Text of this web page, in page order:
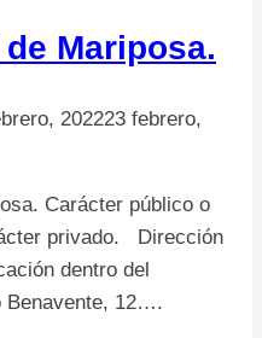
Mariposa.
202223 febrero,
Carácter público o
privado. Dirección
dentro del
Benavente, 12….